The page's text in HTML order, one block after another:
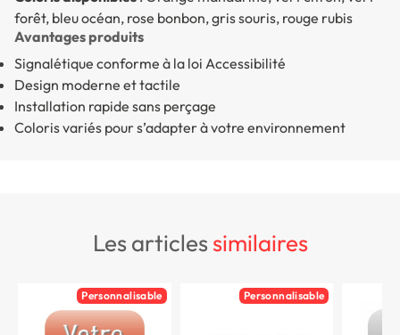
forêt, bleu océan, rose bonbon, gris souris, rouge rubis
Avantages produits
Signalétique conforme à la loi Accessibilité
Design moderne et tactile
Installation rapide sans perçage
Coloris variés pour s’adapter à votre environnement
les articlessimilaires
Personnalisable Personnalisable